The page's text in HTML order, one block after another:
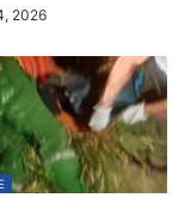
2026